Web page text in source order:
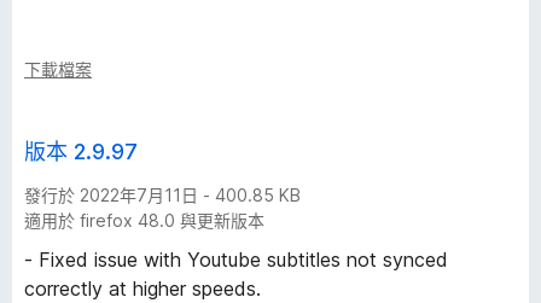
下載檔案
版本 2.9.97
發行於 2022年7月11日 - 400.85 KB
適用於 firefox 48.0 與更新版本
- Fixed issue with Youtube subtitles not synced
correctly at higher speeds.